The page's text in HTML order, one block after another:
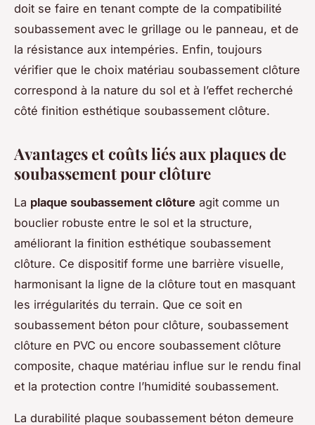
doit se faire en tenant compte de la compatibilité
soubassement avec le grillage ou le panneau, et de
la résistance aux intempéries. Enfin, toujours
vérifier que le choix matériau soubassement clôture
correspond à la nature du sol et à l’effet recherché
côté finition esthétique soubassement clôture.
Avantages et coûts liés aux plaques de
soubassement pour clôture
La plaque soubassement clôture agit comme un
bouclier robuste entre le sol et la structure,
améliorant la finition esthétique soubassement
clôture. Ce dispositif forme une barrière visuelle,
harmonisant la ligne de la clôture tout en masquant
les irrégularités du terrain. Que ce soit en
soubassement béton pour clôture, soubassement
clôture en PVC ou encore soubassement clôture
composite, chaque matériau influe sur le rendu final
et la protection contre l’humidité soubassement.
La durabilité plaque soubassement béton demeure